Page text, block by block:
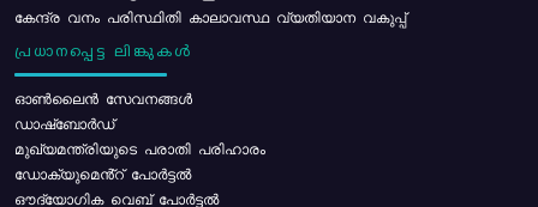
കേന്ദ്ര വനം പരിസ്ഥിതി കാലാവസ്ഥ വ്യതിയാന വകുപ്പ്
പ്രധാനപ്പെട്ട ലിങ്കുകൾ
ഓൺലൈൻ സേവനങ്ങൾ
ഡാഷ്ബോർഡ്
മുഖ്യമന്ത്രിയുടെ പരാതി പരിഹാരം
ഡോക്യുമെൻ്റ് പോർട്ടൽ
ഔദ്യോഗിക വെബ് പോർട്ടൽ